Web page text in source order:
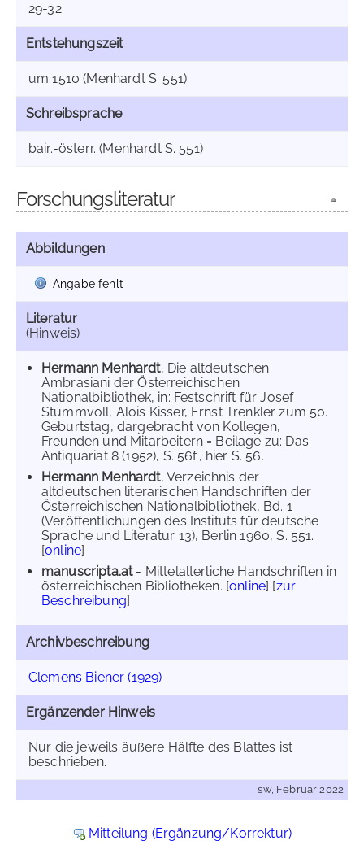
29-32
Entstehungszeit
um 1510 (Menhardt S. 551)
Schreibsprache
bair.-österr. (Menhardt S. 551)
Forschungsliteratur
Abbildungen
Angabe fehlt
Literatur
(Hinweis)
Hermann Menhardt, Die altdeutschen
Ambrasiani der Österreichischen
Nationalbibliothek, in: Festschrift für Josef
Stummvoll, Alois Kisser, Ernst Trenkler zum 50.
Geburtstag, dargebracht von Kollegen,
Freunden und Mitarbeitern = Beilage zu: Das
Antiquariat 8 (1952), S. 56f., hier S. 56.
Hermann Menhardt, Verzeichnis der
altdeutschen literarischen Handschriften der
Österreichischen Nationalbibliothek, Bd. 1
(Veröffentlichungen des Instituts für deutsche
Sprache und Literatur 13), Berlin 1960, S. 551.
[online]
manuscripta.at- Mittelalterliche Handschriften in
österreichischen Bibliotheken. [online] [zur
Beschreibung]
Archivbeschreibung
Clemens Biener (1929)
Ergänzender Hinweis
Nur die jeweils äußere Hälfte des Blattes ist
beschrieben.
sw, Februar 2022
Mitteilung (Ergänzung/Korrektur)